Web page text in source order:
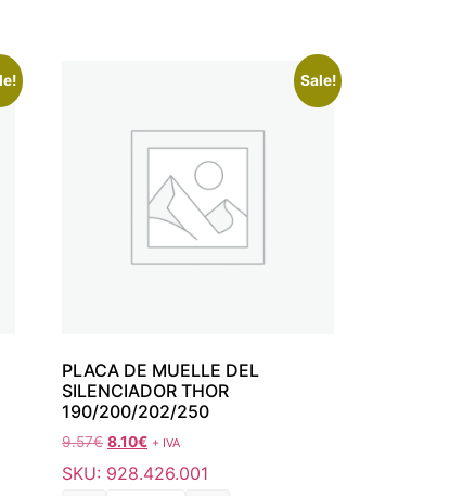
Sale!
PLACA DE MUELLE DEL
SILENCIADOR THOR
190/200/202/250
9.57€ 8.10€ + IVA
SKU: 928.426.001